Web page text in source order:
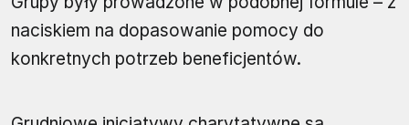
naciskiem na dopasowanie pomocy do
konkretnych potrzeb beneficjentów.